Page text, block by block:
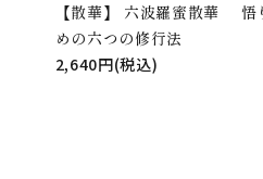
【散華】 六波羅蜜散華 悟
めの六つの修行法
2,640円(税込)